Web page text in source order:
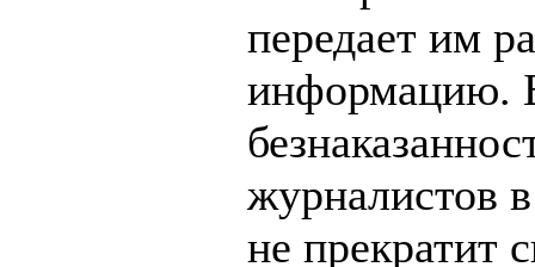
передает им
информацию.
журналистов
не прекратит